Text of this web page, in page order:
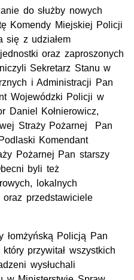
do służby nowych
Komendy Miejskiej Policji
się z udziałem
oraz zaproszonych
Sekretarz Stanu w
i Administracji Pan
Wojewódzki Policji w
Daniel Kołnierowicz,
Straży Pożarnej Pan
Komendant
Pożarnej Pan starszy
byli też
lokalnych
oraz przedstawiciele
łomżyńską Policją Pan
przywitał wszystkich
wysłuchali